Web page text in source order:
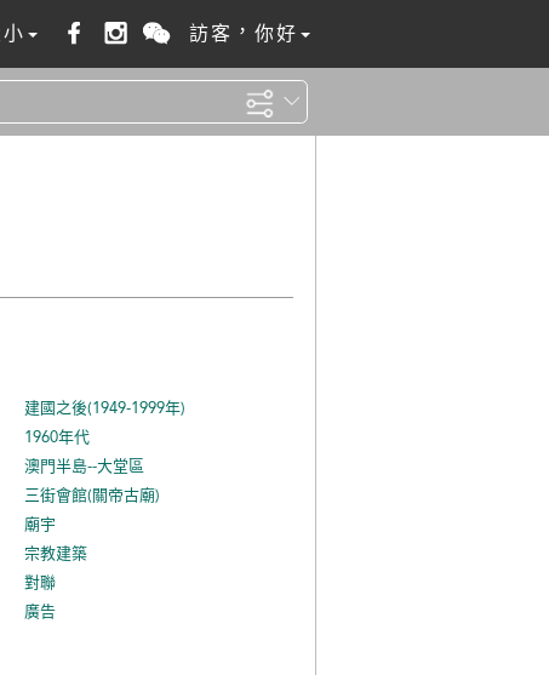
訪客，你好
建國之後(1949-1999年)
1960年代
澳門半島--大堂區
三街會館(關帝古廟)
廟宇
宗教建築
對聯
廣告